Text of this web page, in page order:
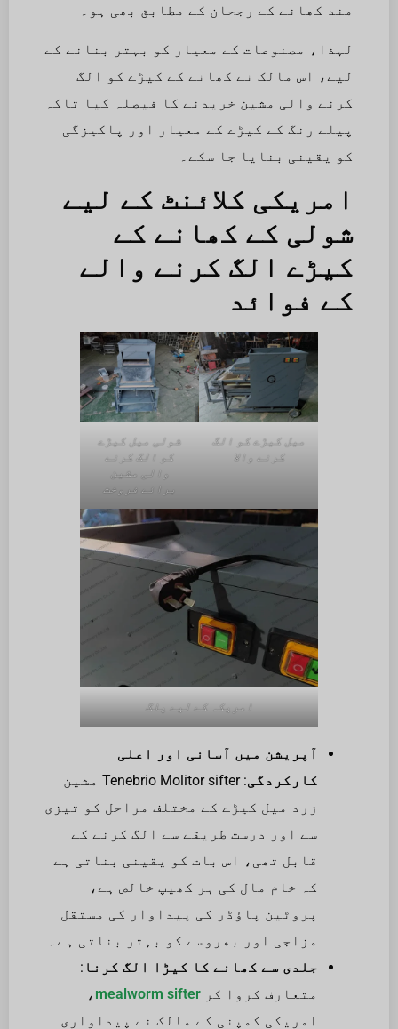
مند کھانے کے رجحان کے مطابق بھی ہو۔
لہذا، مصنوعات کے معیار کو بہتر بنانے کے
لیے، اس مالک نے کھانے کے کیڑے کو الگ
کرنے والی مشین خریدنے کا فیصلہ کیا تاکہ
پیلے رنگ کے کیڑے کے معیار اور پاکیزگی
کو یقینی بنایا جا سکے۔
امریکی کلائنٹ کے لیے
شولی کے کھانے کے
کیڑے الگ کرنے والے
کے فوائد
میل کیڑے کو الگ
کرنے والا
شولی میل کیڑے
کو الگ کرنے
والی مشین
برائے فروخت
امریکہ کے لیے پلگ
آپریشن میں آسانی اور اعلی
کارکردگی
: Tenebrio Molitor sifter مشین
زرد میل کیڑے کے مختلف مراحل کو تیزی
سے اور درست طریقے سے الگ کرنے کے
قابل تھی، اس بات کو یقینی بناتی ہے
کہ خام مال کی ہر کھیپ خالص ہے،
پروٹین پاؤڈر کی پیداوار کی مستقل
مزاجی اور بھروسے کو بہتر بناتی ہے۔
جلدی سے کھانے کا کیڑا الگ کرنا :
متعارف کروا کر mealworm sifter ،
امریکی کمپنی کے مالک نے پیداواری